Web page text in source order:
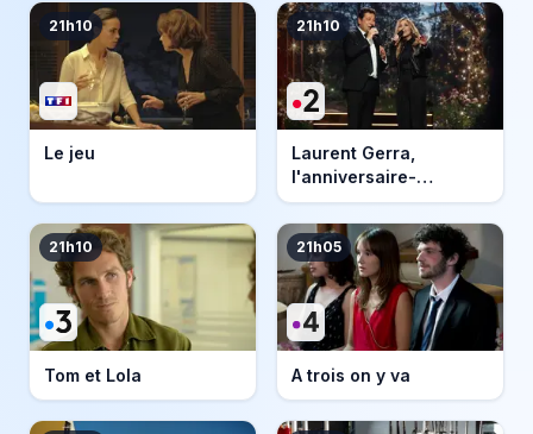
21h10
Le jeu
21h10
Laurent Gerra,
l'anniversaire-
événement
21h10
Tom et Lola
21h05
A trois on y va